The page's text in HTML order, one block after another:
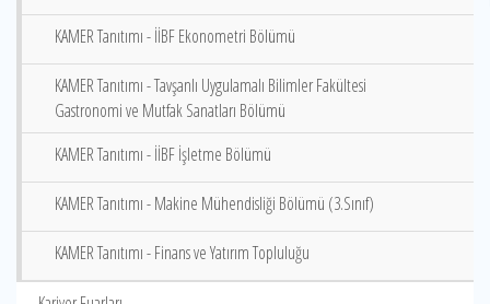
KAMER Tanıtımı - İİBF Ekonometri Bölümü
KAMER Tanıtımı - Tavşanlı Uygulamalı Bilimler Fakültesi
Gastronomi ve Mutfak Sanatları Bölümü
KAMER Tanıtımı - İİBF İşletme Bölümü
KAMER Tanıtımı - Makine Mühendisliği Bölümü (3.Sınıf)
KAMER Tanıtımı - Finans ve Yatırım Topluluğu